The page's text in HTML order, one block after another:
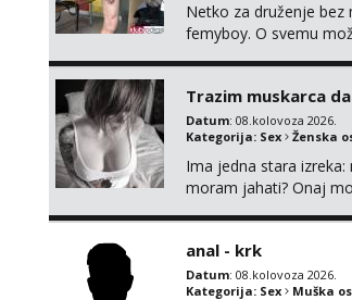
Netko za druženje bez
femyboy. O svemu
Trazim muskarca
Datum: 08.kolovoza 2026.
Kategorija: Sex Ženska
Ima jedna stara
moram jahati? Onaj
anal - krk
Datum: 08.kolovoza 2026.
Kategorija: Sex Muška